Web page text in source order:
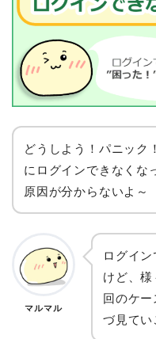
どうしよう！パニック
にログインできなくな
原因が分からないよ～
マルマル
ログイ
けど、
回のケ
づ見てい